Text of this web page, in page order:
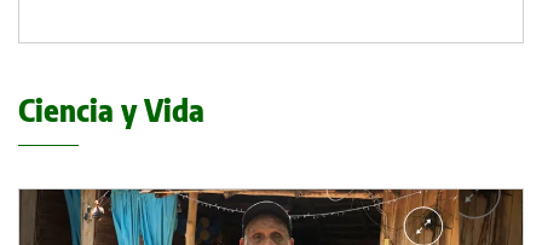
Ciencia y Vida